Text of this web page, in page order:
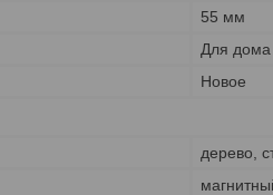
55 мм
Для дома
Новое
дерево,